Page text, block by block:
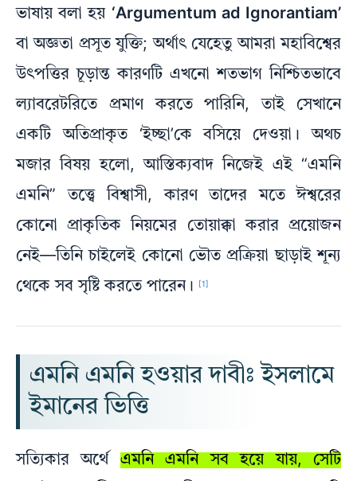
ভাষায় বলা হয় ‘Argumentum ad Ignorantiam’
বা অজ্ঞতা প্রসূত যুক্তি; অর্থাৎ যেহেতু আমরা মহাবিশ্বের
উৎপত্তির চূড়ান্ত কারণটি এখনো শতভাগ নিশ্চিতভাবে
ল্যাবরেটরিতে প্রমাণ করতে পারিনি, তাই সেখানে
একটি অতিপ্রাকৃত ‘ইচ্ছা’কে বসিয়ে দেওয়া। অথচ
মজার বিষয় হলো, আস্তিক্যবাদ নিজেই এই “এমনি
এমনি” তত্ত্বে বিশ্বাসী, কারণ তাদের মতে ঈশ্বরের
কোনো প্রাকৃতিক নিয়মের তোয়াক্কা করার প্রয়োজন
নেই—তিনি চাইলেই কোনো ভৌত প্রক্রিয়া ছাড়াই শূন্য
থেকে সব সৃষ্টি করতে পারেন।
[1]
এমনি এমনি হওয়ার দাবীঃ ইসলামে
ইমানের ভিত্তি
সত্যিকার অর্থে এমনি এমনি সব হয়ে যায়, সেটি